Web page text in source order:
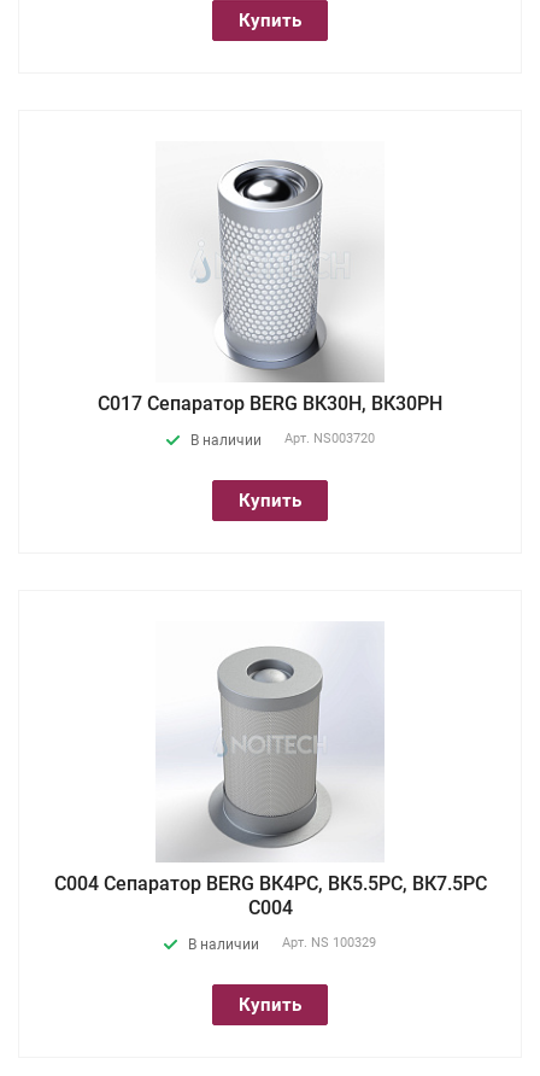
Купить
С017 Сепаратор BERG ВК30Н, ВК30РН
В наличии Арт. NS003720
Купить
С004 Сепаратор BERG ВК4РC, ВК5.5РC, ВК7.5РC
C004
В наличии Арт. NS 100329
Купить